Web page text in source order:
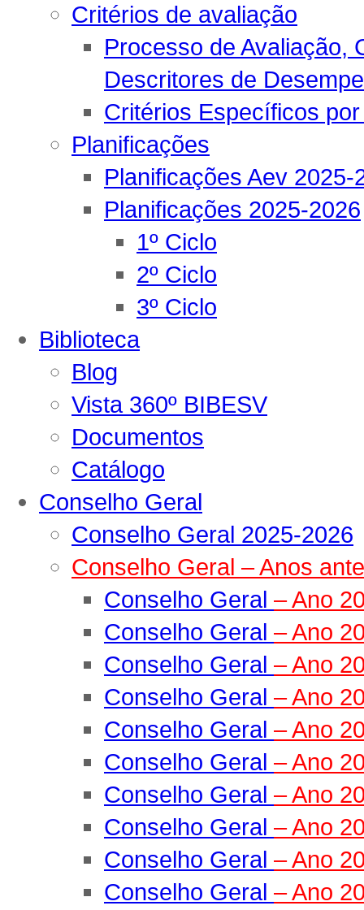
Critérios de avaliação
Processo de Avaliação,
Descritores de
Critérios Específicos
Planificações
Planificações Aev 2025-
Planificações 2025-2026
1º Ciclo
2º Ciclo
3º Ciclo
Biblioteca
Blog
Vista 360º BIBESV
Documentos
Catálogo
Conselho Geral
Conselho Geral 2025-2026
Conselho Geral – Anos
Conselho Geral – Ano
Conselho Geral – Ano
Conselho Geral – Ano
Conselho Geral – Ano
Conselho Geral – Ano
Conselho Geral – Ano
Conselho Geral – Ano
Conselho Geral – Ano
Conselho Geral – Ano
Conselho Geral – Ano